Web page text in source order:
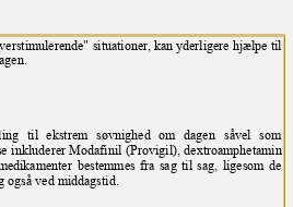
situationer, kan yderligere hjælpe til
til ekstrem søvnighed om dagen
såvel som
inkluderer Modafinil (Provigil), dextroamphetamin
bestemmes fra sag til sag, ligesom de
også ved middagstid.